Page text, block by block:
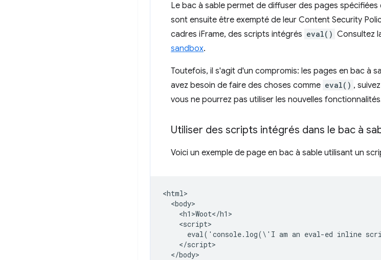
Le bac à sable permet de diffuser des pages
sont ensuite être exempté de leur Content Security
cadres iFrame, des scripts intégrés eval() Consultez
sandbox.
Toutefois, il s'agit d'un compromis: les pages en bac à
avez besoin de faire des choses comme eval() ,
vous ne pourrez pas utiliser les nouvelles
Utiliser des scripts intégrés dans le bac à
Voici un exemple de page en bac à sable utilisant un
<html>
  <body>
    <h1>Woot</h1>
    <script>
eval('console.log(\'I am an eval-ed inline
    </script>
  </body>